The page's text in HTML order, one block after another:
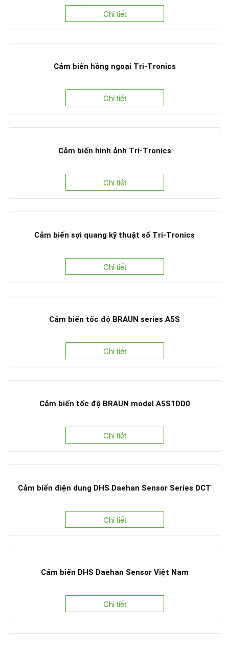
Chi tiết
Cảm biến hồng ngoại Tri-Tronics
Chi tiết
Cảm biến hình ảnh Tri-Tronics
Chi tiết
Cảm biến sợi quang kỹ thuật số Tri-Tronics
Chi tiết
Cảm biến tốc độ BRAUN series A5S
Chi tiết
Cảm biến tốc độ BRAUN model A5S1DD0
Chi tiết
Cảm biến điện dung DHS Daehan Sensor Series DCT
Chi tiết
Cảm biến DHS Daehan Sensor Việt Nam
Chi tiết